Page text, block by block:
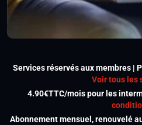
Services réservés aux membres |
Voir tous les
4.90€TTC/mois pour les
Abonnement mensuel, renouvelé